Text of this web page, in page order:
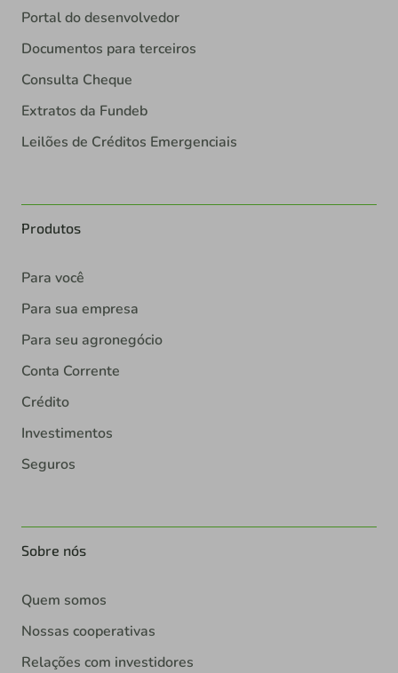
Portal do desenvolvedor
Documentos para terceiros
Consulta Cheque
Extratos da Fundeb
Leilões de Créditos Emergenciais
Produtos
Para você
Para sua empresa
Para seu agronegócio
Conta Corrente
Crédito
Investimentos
Seguros
Sobre nós
Quem somos
Nossas cooperativas
Relações com investidores